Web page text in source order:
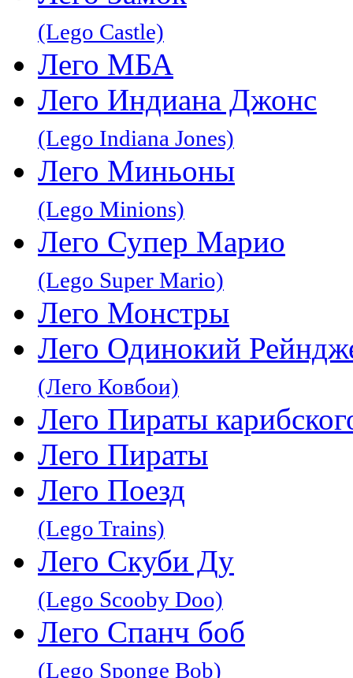
(Lego Castle)
Лего МБА
Лего Индиана Джонс
(Lego Indiana Jones)
Лего Миньоны
(Lego Minions)
Лего Супер Марио
(Lego Super Mario)
Лего Монстры
Лего Одинокий
(Лего Ковбои)
Лего Пираты
Лего Пираты
Лего Поезд
(Lego Trains)
Лего Скуби Ду
(Lego Scooby Doo)
Лего Спанч боб
(Lego Sponge Bob)